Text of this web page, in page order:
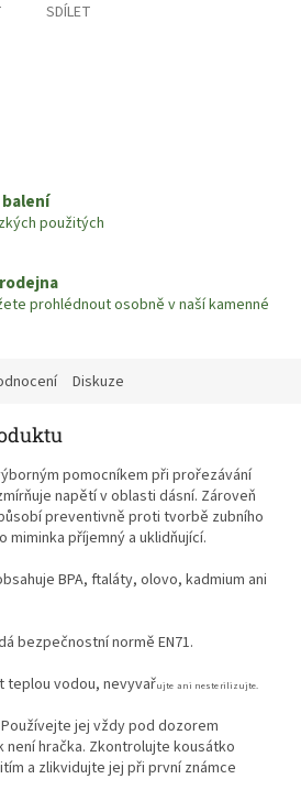
SDÍLET
použitých
prohlédnout osobně v naší kamenné
Diskuze
pomocníkem při prořezávání
napětí v oblasti dásní. Zároveň
preventivně proti tvorbě zubního
miminka příjemný a uklidňující.
BPA, ftaláty, olovo, kadmium ani
bezpečnostní normě EN71.
teplou vodou, nevyvařujte ani nesterilizujte.
jej vždy pod dozorem
hračka. Zkontrolujte kousátko
a zlikvidujte jej při první známce